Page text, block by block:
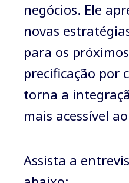
negócios. Ele
novas
para os
precificação por
torna a
mais acessível
Assista a